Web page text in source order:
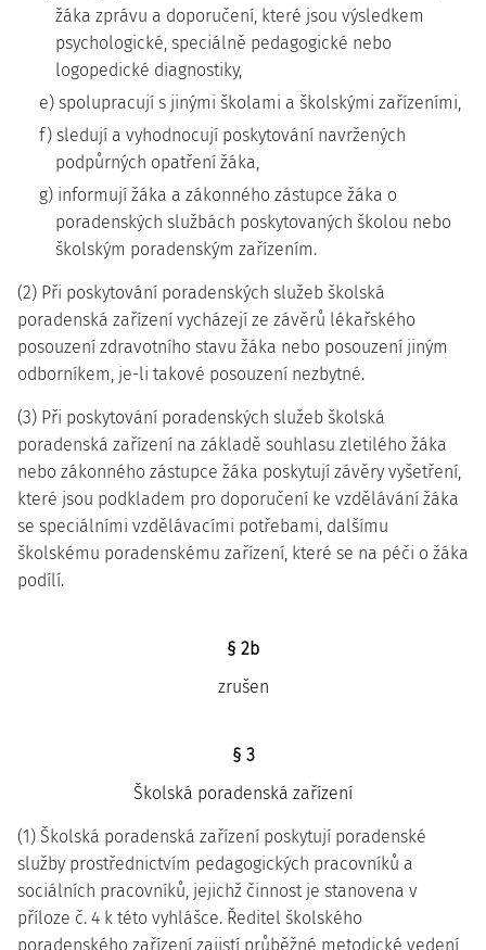
žáka zprávu a doporučení, které jsou výsledkem
psychologické, speciálně pedagogické nebo
logopedické diagnostiky,
e) spolupracují s jinými školami a školskými zařízeními,
f) sledují a vyhodnocují poskytování navržených
podpůrných opatření žáka,
g) informují žáka a zákonného zástupce žáka o
poradenských službách poskytovaných školou nebo
školským poradenským zařízením.
(2) Při poskytování poradenských služeb školská
poradenská zařízení vycházejí ze závěrů lékařského
posouzení zdravotního stavu žáka nebo posouzení jiným
odborníkem, je-li takové posouzení nezbytné.
(3) Při poskytování poradenských služeb školská
poradenská zařízení na základě souhlasu zletilého žáka
nebo zákonného zástupce žáka poskytují závěry vyšetření,
které jsou podkladem pro doporučení ke vzdělávání žáka
se speciálními vzdělávacími potřebami, dalšímu
školskému poradenskému zařízení, které se na péči o žáka
podílí.
§ 2b
zrušen
§ 3
Školská poradenská zařízení
(1) Školská poradenská zařízení poskytují poradenské
služby prostřednictvím pedagogických pracovníků a
sociálních pracovníků, jejichž činnost je stanovena v
příloze č. 4 k této vyhlášce. Ředitel školského
poradenského zařízení zajistí průběžné metodické vedení